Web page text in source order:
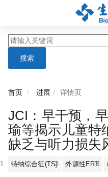
搜索
首页 进展 详情页
JCI：早干预，
瑜等揭示儿童特
缺乏与听力损失
特纳综合征(TS) 外源性ERT